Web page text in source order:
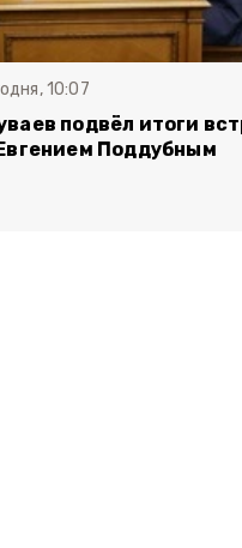
10:07
подвёл итоги
Поддубным